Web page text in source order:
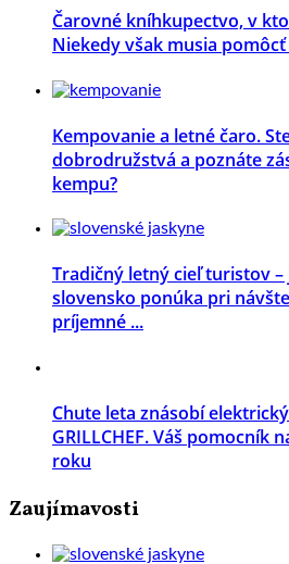
Čarovné kníhkupectvo, v
Niekedy však musia
Kempovanie a letné čaro.
dobrodružstvá a poznáte
kempu?
Tradičný letný cieľ turistov –
slovensko ponúka pri
príjemné ...
Chute leta znásobí
GRILLCHEF. Váš pomocník
roku
Zaujímavosti